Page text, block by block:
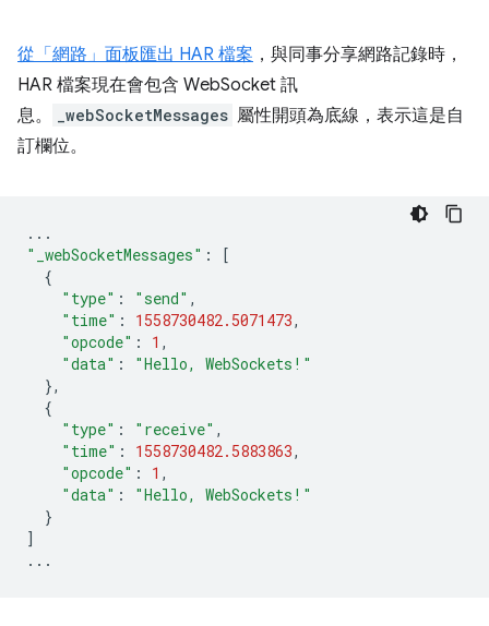
從「網路」面板匯出 HAR 檔案 ，與同事分享網路記錄時，
HAR 檔案現在會包含 WebSocket 訊
息。
_webSocketMessages 屬性開頭為底線，表示這是自
訂欄位。
...
"_webSocketMessages" :
[
{
"type" : "send" ,
"time" : 1558730482.5071473,
"opcode" : 1 ,
"data" :
"Hello, WebSockets!"
},
{
"type" : "receive" ,
"time" : 1558730482.5883863,
"opcode" : 1 ,
"data" :
"Hello, WebSockets!"
}
]
...